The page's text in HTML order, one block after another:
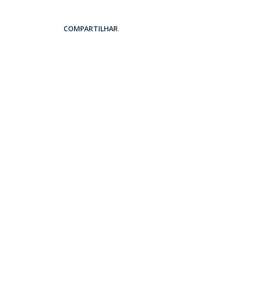
COMPARTILHAR